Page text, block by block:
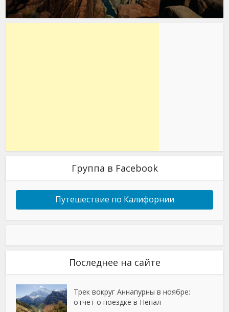
Группа в Facebook
Путешествие по Калифорнии
Последнее на сайте
Трек вокруг Аннапурны в ноябре:
отчет о поездке в Непал